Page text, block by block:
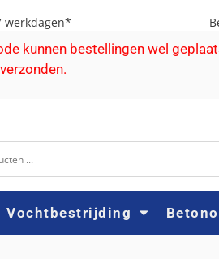
werkdagen*
kunnen bestellingen wel
Vochtbestrijding